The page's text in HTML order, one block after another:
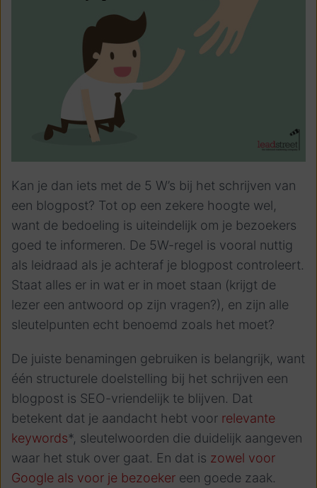
Kan je dan iets met de 5 W’s bij het schrijven van
een blogpost? Tot op een zekere hoogte wel,
want de bedoeling is uiteindelijk om je bezoekers
goed te informeren. De 5W-regel is vooral nuttig
als leidraad als je achteraf je blogpost controleert.
Staat alles er in wat er in moet staan (krijgt de
lezer een antwoord op zijn vragen?), en zijn alle
sleutelpunten echt benoemd zoals het moet?
De juiste benamingen gebruiken is belangrijk, want
één structurele doelstelling bij het schrijven een
blogpost is SEO-vriendelijk te blijven. Dat
betekent dat je aandacht hebt voor relevante
keywords*, sleutelwoorden die duidelijk aangeven
waar het stuk over gaat. En dat is zowel voor
Google als voor je bezoeker een goede zaak.